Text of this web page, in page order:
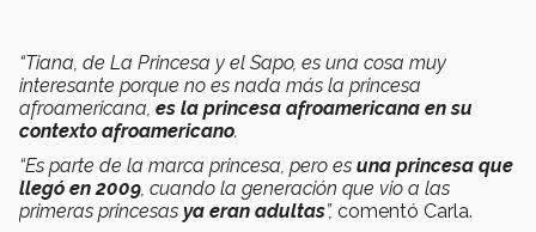
“Tiana, de La Princesa y el Sapo, es una cosa muy
interesante porque no es nada más la princesa
afroamericana, es la princesa afroamericana en su
contexto afroamericano.
“Es parte de la marca princesa, pero es una princesa que
llegó en 2009 , cuando la generación que vio a las
primeras princesas ya eran adultas”, comentó Carla.